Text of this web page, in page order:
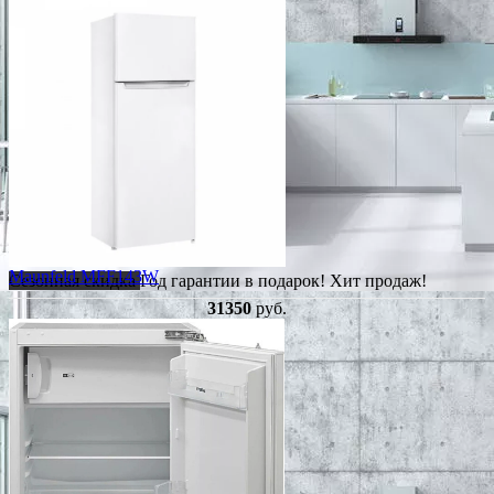
Сезонная скидкаГод гарантии в подарок! Хит продаж!
Maunfeld MFF143W
31350руб.